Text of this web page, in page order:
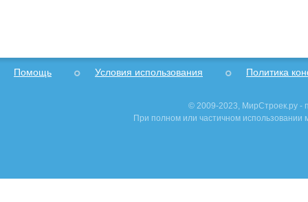
Помощь Условия использования Политика
© 2009-2023, МирСтроек.ру -
При полном или частичном использовании